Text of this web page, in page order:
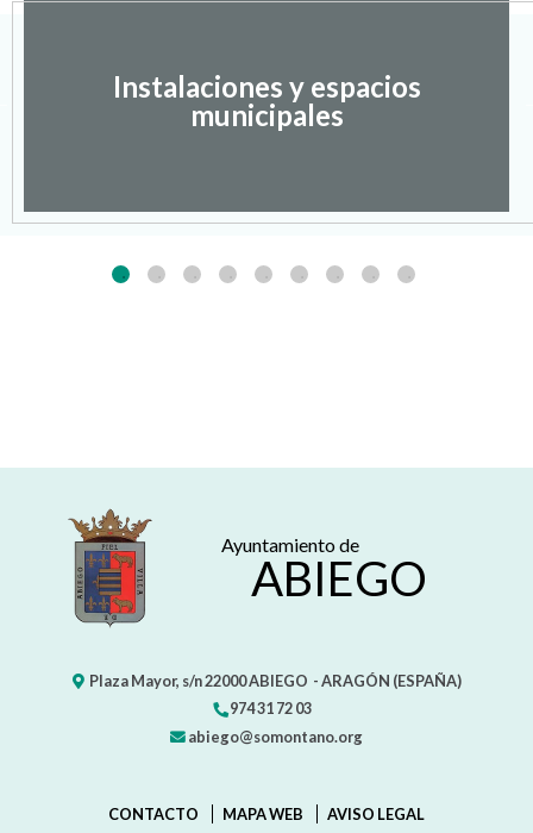
Instalaciones y espacios
municipales
Ayuntamiento de
ABIEGO
Plaza Mayor, s/n22000ABIEGO - ARAGÓN (ESPAÑA)
974 31 72 03
abiego@somontano.org
CONTACTO MAPA WEB
AVISO LEGAL